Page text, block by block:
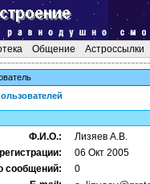
Общение Астроссылки
Ф.И.О.:
Лизяев А.В.
06 Окт 2005
сообщений:
0